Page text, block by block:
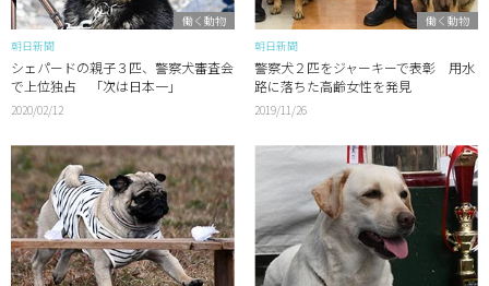
働く動物
朝日新聞
シェパードの親子３匹、警察犬審査会
で上位独占 「次は日本一」
2020/02/12
働く動物
朝日新聞
警察犬２匹をジャーキーで表彰 用水
路に落ちた高齢女性を発見
2019/11/26